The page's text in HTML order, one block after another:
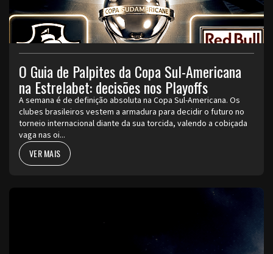
O Guia de Palpites da Copa Sul-Americana
na Estrelabet: decisões nos Playoffs
A semana é de definição absoluta na Copa Sul-Americana. Os
clubes brasileiros vestem a armadura para decidir o futuro no
torneio internacional diante da sua torcida, valendo a cobiçada
vaga nas oi...
VER MAIS